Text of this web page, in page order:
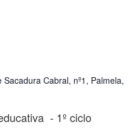
Cabral, nº1, Palmela,
- 1º ciclo